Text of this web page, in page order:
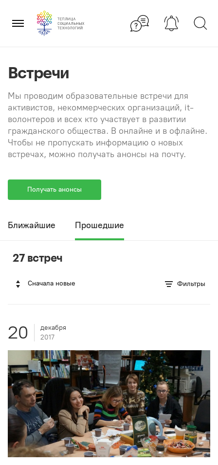
содержанию
×
Встречи
Мы проводим образовательные встречи для
активистов, некоммерческих организаций, it-
волонтеров и всех кто участвует в развитии
гражданского общества. В онлайне и в офлайне.
Чтобы не пропускать информацию о новых
встречах, можно получать анонсы на почту.
Получать анонсы
Ближайшие Прошедшие
27 встреч
Сначала новые Фильтры
20
декабря
2017